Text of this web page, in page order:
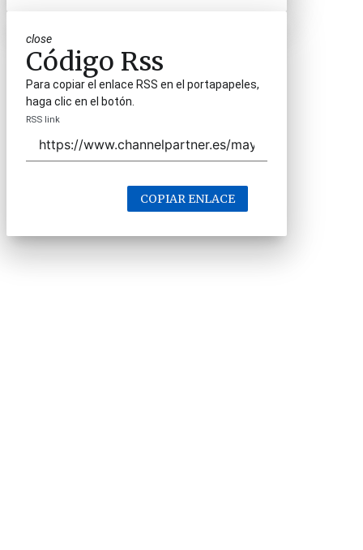
close
Código Rss
Para copiar el enlace RSS en el portapapeles,
haga clic en el botón.
RSS link
COPIAR ENLACE